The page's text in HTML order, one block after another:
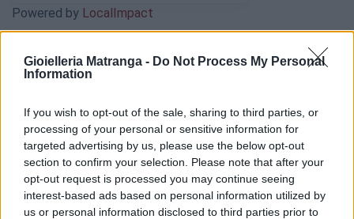
Gioielleria Matranga - Do Not Process My Personal
Information
If you wish to opt-out of the sale, sharing to third parties, or
processing of your personal or sensitive information for
targeted advertising by us, please use the below opt-out
section to confirm your selection. Please note that after your
opt-out request is processed you may continue seeing
interest-based ads based on personal information utilized by
us or personal information disclosed to third parties prior to
Powered by LocalImpact
Garanzia di due annisui prodotti usati, verificati dal
nostro laboratorio di assistenza.
Spedizione gratuitaper ordini superiori a 150 euro.
Per maggiori dettagli consultate la nostraGuida
all'acquisto.